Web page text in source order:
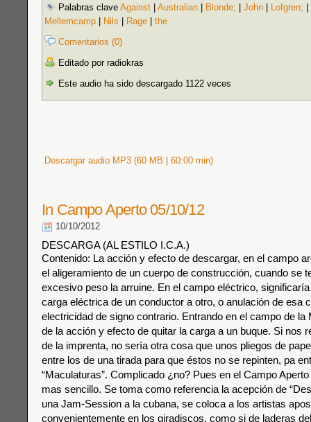
Palabras clave Against Australian Blonde; John Lofgren;
Mellemcamp
Nils Rage
the
Comentarios (0)
Editado por radiokras
Este audio ha sido descargado 1122 veces
Descargar audio MP3 (60 MB | 60:00 min)
In Campo Aperto 05/10/12
10/10/2012
DESCARGA (AL ESTILO I.C.A.)
Contenido: La acción y efecto de descargar, en el campo
el aligeramiento de un cuerpo de construcción, cuando se
excesivo peso la arruine. En el campo eléctrico,
carga eléctrica de un conductor a otro, o anulación de esa
electricidad de signo contrario. Entrando en el campo de la
de la acción y efecto de quitar la carga a un buque. Si nos
de la imprenta, no sería otra cosa que unos pliegos de
entre los de una tirada para que éstos no se repinten, pa
“Maculaturas”. Complicado ¿no? Pues en el Campo
mas sencillo. Se toma como referencia la acepción de
una Jam-Session a la cubana, se coloca a los artistas
convenientemente en los giradiscos, como si de laderas